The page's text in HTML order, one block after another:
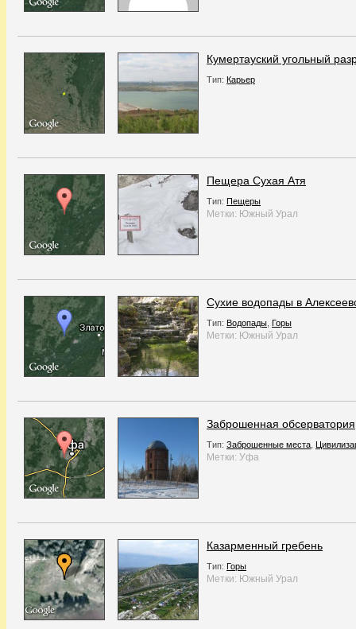
Кумертауский угольный
Тип: Карьер
Пещера Сухая Атя
Тип: Пещеры
Метки: Южный Урал
Сухие водопады в
Тип: Водопады Горы
Метки: Южный Урал
Заброшенная обсерватория
Тип: Заброшенные места
Метки: Уфа
Казарменный гребень
Тип: Горы
Метки: Южный Урал